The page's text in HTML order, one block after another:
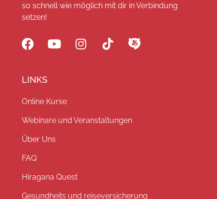
so schnell wie möglich mit dir in Verbindung
setzen!
LINKS
Online Kurse
Webinare und Veranstaltungen
Über Uns
FAQ
Hiragana Quest
Gesundheits und reiseversicherung